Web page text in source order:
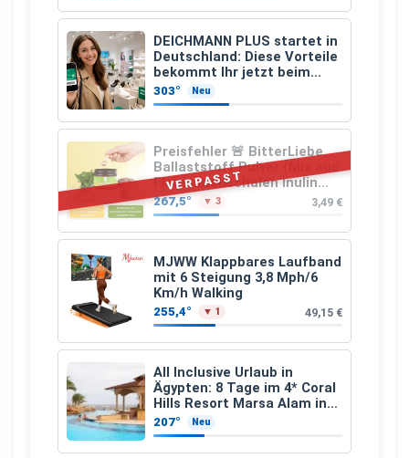
DEICHMANN PLUS startet in
Deutschland: Diese Vorteile
bekommt Ihr jetzt beim
Schuhkauf
303° Neu
VERPASST
Preisfehler 🚨 BitterLiebe
Ballaststoff Pulver (Mix aus
Flohsamenschalen Inulin
(Präbiotika) Leinsamen &
Apfelfaser)
267,5° ▼ 3 3,49 €
MJWW Klappbares Laufband
mit 6 Steigung 3,8 Mph/6
Km/h Walking
255,4° ▼ 1 49,15 €
All Inclusive Urlaub in
Ägypten: 8 Tage im 4* Coral
Hills Resort Marsa Alam inkl.
Flüge ab 299 € p.P.
207° Neu